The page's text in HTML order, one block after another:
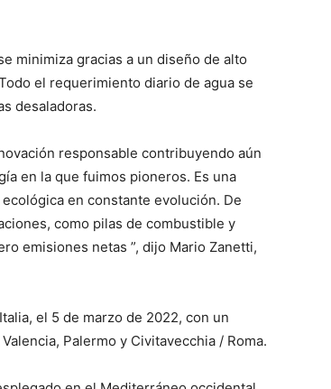
minimiza gracias a un diseño de alto
el requerimiento diario de agua se
desaladoras.
responsable contribuyendo aún
en la que fuimos pioneros. Es una
en constante evolución. De
como pilas de combustible y
emisiones netas ”, dijo Mario Zanetti,
el 5 de marzo de 2022, con un
Palermo y Civitavecchia / Roma.